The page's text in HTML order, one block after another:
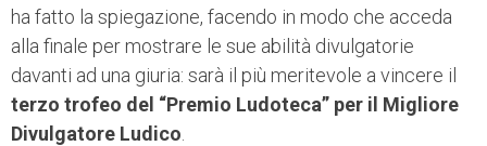
ha fatto la spiegazione, facendo in modo che acceda
alla finale per mostrare le sue abilità divulgatorie
davanti ad una giuria: sarà il più meritevole a vincere il
terzo trofeo del “Premio Ludoteca” per il Migliore
Divulgatore Ludico